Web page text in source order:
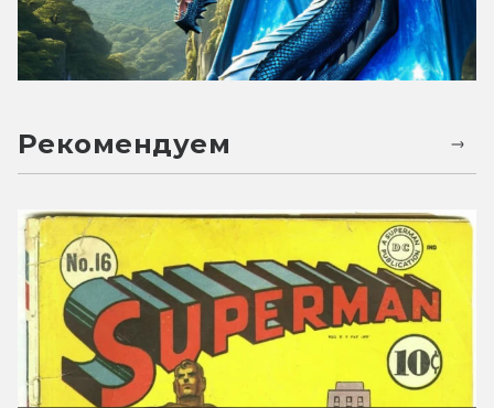
Рекомендуем